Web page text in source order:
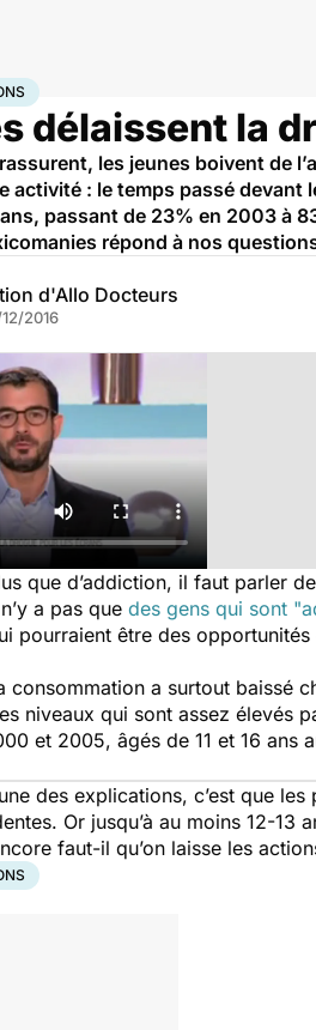
et addictions
délaissent la
les jeunes boivent de
activité : le temps passé
passant de 23% en 2003 à
répond à nos
d'Allo Docteurs
2016
que d’addiction, il faut parler
a pas que des gens qui sont
pourraient être des
consommation a surtout baissé
niveaux qui sont assez élevés
et 2005, âgés de 11 et 16 ans
des explications, c’est que
Or jusqu’à au moins 12-
faut-il qu’on laisse les